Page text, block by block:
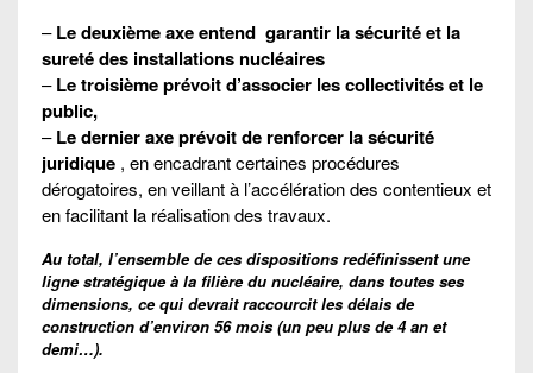
–Le deuxième axe entend garantir la sécurité et la
sureté des installations nucléaires
–Le troisième prévoit d’associer les collectivités et le
public,
–Le dernier axe prévoit de renforcer la sécurité
juridique , en encadrant certaines procédures
dérogatoires, en veillant à l’accélération des contentieux et
en facilitant la réalisation des travaux.
Au total, l’ensemble de ces dispositions redéfinissent une
ligne stratégique à la filière du nucléaire, dans toutes ses
dimensions, ce qui devrait raccourcit les délais de
construction d’environ 56 mois (un peu plus de 4 an et
demi…).